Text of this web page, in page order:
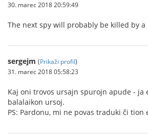
30. marec 2018 20:59:49
The next spy will probably be killed by a
sergejm (Prikaži profil)
31. marec 2018 05:58:23
Kaj oni trovos ursajn spurojn apude - ja
balalaikon ursoj.
PS: Pardonu, mi ne povas traduki ĉi tion